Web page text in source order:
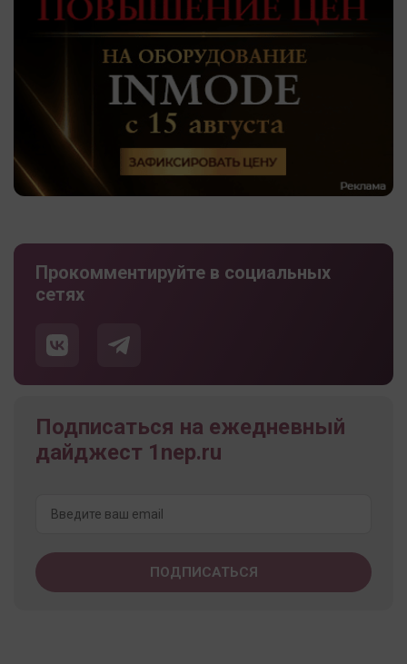
Прокомментируйте в социальных
сетях
Подписаться на ежедневный
дайджест 1nep.ru